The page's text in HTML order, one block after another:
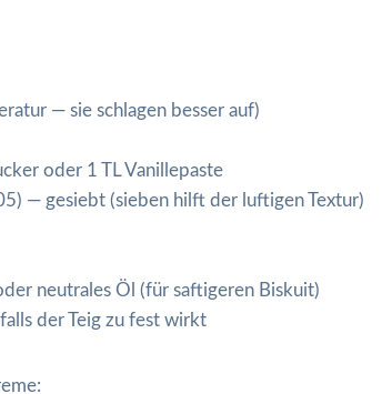
— sie schlagen besser auf)
oder 1 TL Vanillepaste
— gesiebt (sieben hilft der luftigen Textur)
neutrales Öl (für saftigeren Biskuit)
der Teig zu fest wirkt